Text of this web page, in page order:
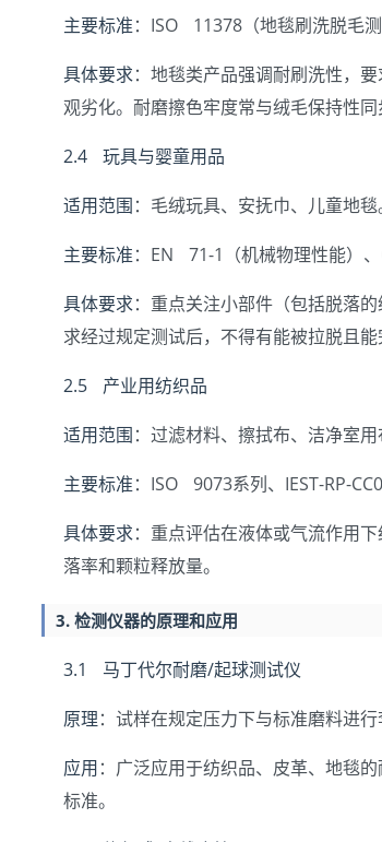
主要标准：ISO 11378（地毯刷洗脱毛
具体要求：地毯类产品强调耐刷洗性，
观劣化。耐磨擦色牢度常与绒毛保持性同
2.4 玩具与婴童用品
适用范围：毛绒玩具、安抚巾、儿童地毯
主要标准：EN 71-1（机械物理性能）
具体要求：重点关注小部件（包括脱落
求经过规定测试后，不得有能被拉脱且
2.5 产业用纺织品
适用范围：过滤材料、擦拭布、洁净室用
主要标准：ISO 9073系列、IEST-RP-
具体要求：重点评估在液体或气流作用
落率和颗粒释放量。
3. 检测仪器的原理和应用
3.1 马丁代尔耐磨/起球测试仪
原理：试样在规定压力下与标准磨料进
应用：广泛应用于纺织品、皮革、地毯
标准。